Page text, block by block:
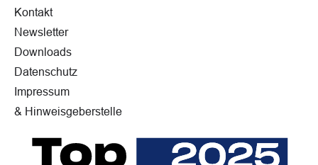
Kontakt
Newsletter
Downloads
Datenschutz
Impressum
& Hinweisgeberstelle